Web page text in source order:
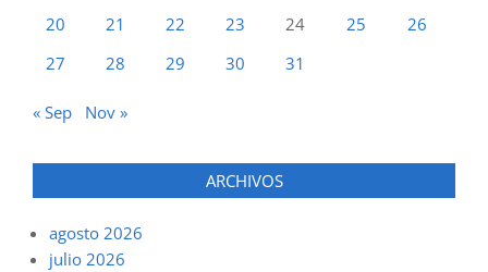
20
21 22 23 24 25
26
27
28 29 30 31
« Sep Nov »
ARCHIVOS
agosto 2026
julio 2026